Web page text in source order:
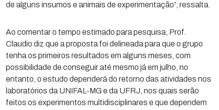
de alguns insumos e animais de experimentação”, ressalta.
Ao comentar o tempo estimado para pesquisa, Prof.
Claudio diz que a proposta foi delineada para que o grupo
tenha os primeiros resultados em alguns meses, com
possibilidade de conseguir até mesmo já em julho, no
entanto, o estudo dependerá do retorno das atividades nos
laboratórios da UNIFAL-MG e da UFRJ, nos quais serão
feitos os experimentos multidisciplinares e que dependem